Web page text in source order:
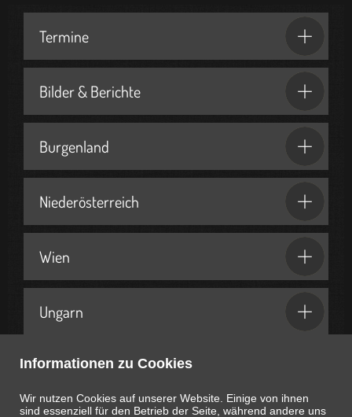
Informationen zu Cookies
Wir nutzen Cookies auf unserer Website. Einige von ihnen
sind essenziell für den Betrieb der Seite, während andere uns
Termine
Bilder & Berichte
Burgenland
Niederösterreich
Wien
Ungarn
Geschenkideen & Partner